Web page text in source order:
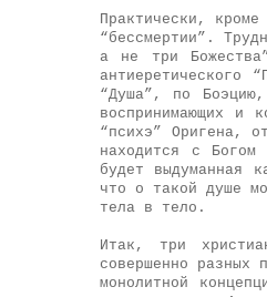
Практически,
“бессмертии”.
а не три
антиеретического
“Душа”, по
воспринимающих и
“психэ” Оригена,
находится с Богом
будет выдуманная
что о такой душе
тела в тело.
Итак, три
совершенно разных
монолитной